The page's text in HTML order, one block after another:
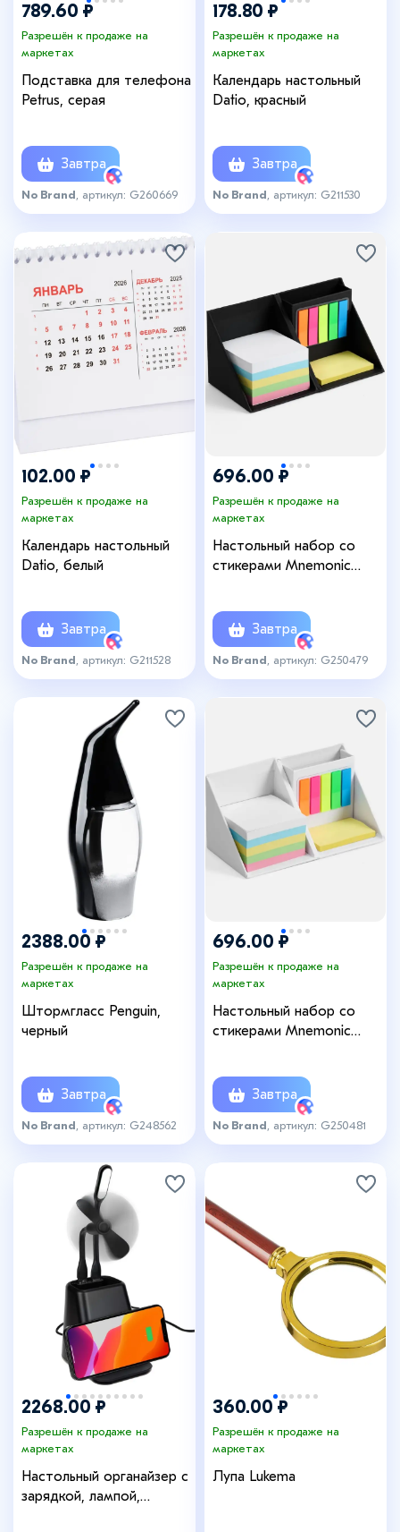
789.60 ₽
Разрешён к продаже на
маркетах
Подставка для телефона
Petrus, серая
Завтра
No Brand , артикул: G260669
178.80 ₽
Разрешён к продаже на
маркетах
Календарь настольный
Datio, красный
Завтра
No Brand , артикул: G211530
102.00 ₽
Разрешён к продаже на
маркетах
Календарь настольный
Datio, белый
Завтра
No Brand , артикул: G211528
696.00 ₽
Разрешён к продаже на
маркетах
Настольный набор со
стикерами Mnemonic
Завтра
No Brand , артикул: G250479
2388.00 ₽
Разрешён к продаже на
маркетах
Штормгласс Penguin,
черный
Завтра
No Brand , артикул: G248562
696.00 ₽
Разрешён к продаже на
маркетах
Настольный набор со
стикерами Mnemonic
Завтра
No Brand , артикул: G250481
2268.00 ₽
Разрешён к продаже на
маркетах
Настольный органайзер с
зарядкой, лампой,
360.00 ₽
Разрешён к продаже на
маркетах
Лупа Lukema